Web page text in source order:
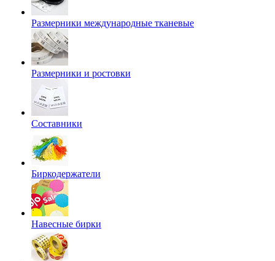
Размерники международные тканевые
Размерники и ростовки
Составники
Биркодержатели
Навесные бирки